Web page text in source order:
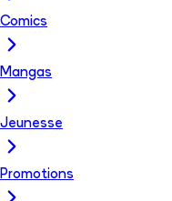
Comics
Mangas
Jeunesse
Promotions